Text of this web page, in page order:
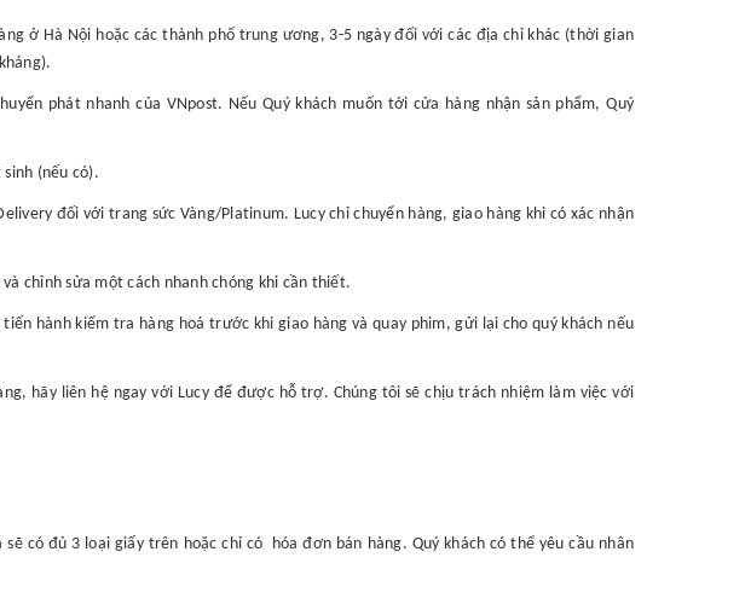
ở Hà Nội hoặc các thành phố trung ương, 3-5 ngày đối với các địa chỉ khác (thời gian
phát nhanh của VNpost. Nếu Quý khách muốn tới cửa hàng nhận sản phẩm, Quý
(nếu có).
đối với trang sức Vàng/Platinum. Lucy chỉ chuyển hàng, giao hàng khi có xác nhận
chỉnh sửa một cách nhanh chóng khi cần thiết.
hành kiểm tra hàng hoá trước khi giao hàng và quay phim, gửi lại cho quý khách nếu
hãy liên hệ ngay với Lucy để được hỗ trợ. Chúng tôi sẽ chịu trách nhiệm làm việc với
có đủ 3 loại giấy trên hoặc chỉ có hóa đơn bán hàng. Quý khách có thể yêu cầu nhân